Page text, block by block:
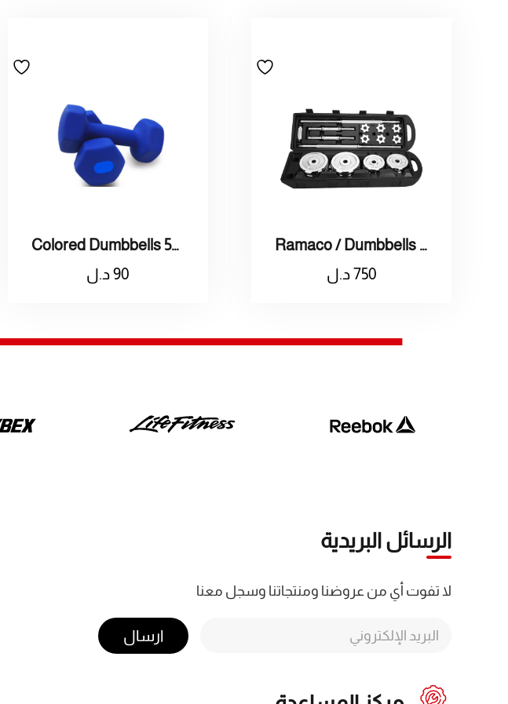
Ramaco / Dumbbells Bag 50kg شنظة اوزان 50 كجم
750 د.ل
Colored Dumbbells 5kg / اثقال ملون وزنه 5كيلو
90د.ل
الرسائل البريدية
لا تفوت أي من عروضنا ومنتجاتنا وسجل معنا
ارسال